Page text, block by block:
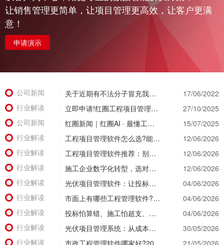
让销售管理更简单，让项目管理更高效，让客户更满
意！
申请演示
公司新闻 关于近期有不法分子冒充我公司实施诈骗活动的公示函
17/06/2022
行业解读
立即申请!红圈工程项目管理系统免费试用重磅开启，亲身体验智慧管理新篇章!
27/10/2025
公司新闻
红圈新闻｜红圈AI · 最懂工程：用智能引擎重塑工程管理新范式
15/07/2025
行业解读
工程项目管理软件怎么选?能同时管住资金、成本、进度的才靠谱
12/06/2026
行业解读
工程项目管理软件推荐：别等年底才知道亏了!这套系统让每一分钱都有迹可循
12/06/2026
行业解读
施工企业数字化转型，选对工具比盲目上系统更重要
12/06/2026
行业解读
光伏项目管理软件：让投标管理跑在竞争前面
04/06/2026
行业解读
市面上有哪些工程管理软件?2026年八大主流工具深度盘点
04/06/2026
行业解读
投标怕算错、施工怕超支、结算怕扯皮?这款施工成本管理系统一招全解决
04/06/2026
行业解读
光伏项目管理系统：从成本失控到利润可控，老板只需做对一步
30/05/2026
行业解读